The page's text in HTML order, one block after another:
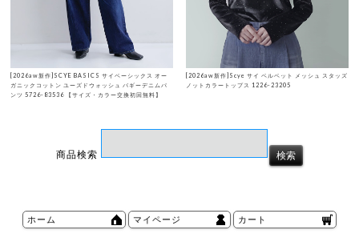
[2026aw新作]SCYE BASICS サイベーシックス オー
ガニックコットン ユーズドウォッシュ バギーデニムパ
ンツ 5726-83536 【サイズ・カラー交換初回無料】
[2026aw新作]Scye サイ ベルベット メッシュ スタッズ
ノットカラートップス 1226-23205
商品検索
ホーム マイページ カート